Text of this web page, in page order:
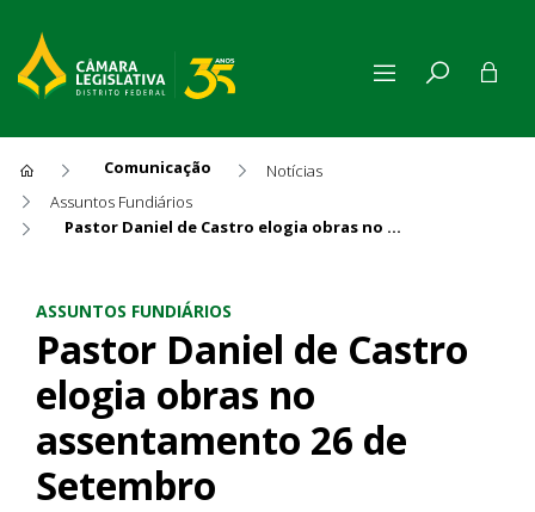
Comunicação
Notícias
Assuntos Fundiários
Pastor Daniel de Castro elogia obras no assentamento 26 de Setembro
ASSUNTOS FUNDIÁRIOS
Pastor Daniel de Castro
elogia obras no
assentamento 26 de
Setembro